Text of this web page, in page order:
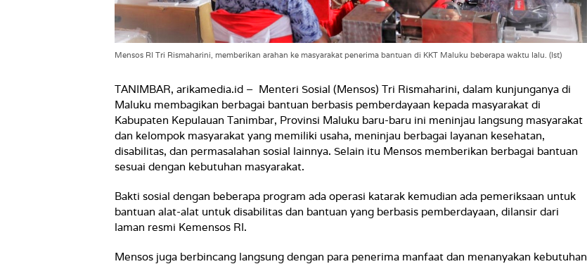
Mensos RI Tri Rismaharini, memberikan arahan ke masyarakat penerima bantuan di KKT Maluku beberapa waktu lalu. (Ist)
TANIMBAR, arikamedia.id – Menteri Sosial (Mensos) Tri Rismaharini, dalam kunjunganya di
Maluku membagikan berbagai bantuan berbasis pemberdayaan kepada masyarakat di
Kabupaten Kepulauan Tanimbar, Provinsi Maluku baru-baru ini meninjau langsung masyarakat
dan kelompok masyarakat yang memiliki usaha, meninjau berbagai layanan kesehatan,
disabilitas, dan permasalahan sosial lainnya. Selain itu Mensos memberikan berbagai bantuan
sesuai dengan kebutuhan masyarakat.
Bakti sosial dengan beberapa program ada operasi katarak kemudian ada pemeriksaan untuk
bantuan alat-alat untuk disabilitas dan bantuan yang berbasis pemberdayaan, dilansir dari
laman resmi Kemensos RI.
Mensos juga berbincang langsung dengan para penerima manfaat dan menanyakan kebutuhan